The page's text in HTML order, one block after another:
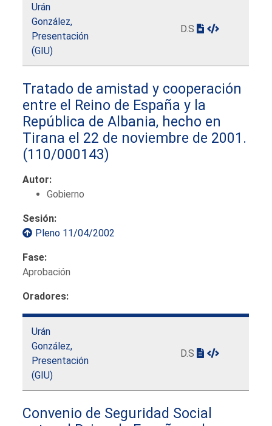
Urán
González,
Presentación
(GIU)
D.S
Tratado de amistad y cooperación
entre el Reino de España y la
República de Albania, hecho en
Tirana el 22 de noviembre de 2001.
(110/000143)
Autor:
Gobierno
Sesión:
Pleno 11/04/2002
Fase:
Aprobación
Oradores:
Urán
González,
Presentación
(GIU)
D.S
Convenio de Seguridad Social